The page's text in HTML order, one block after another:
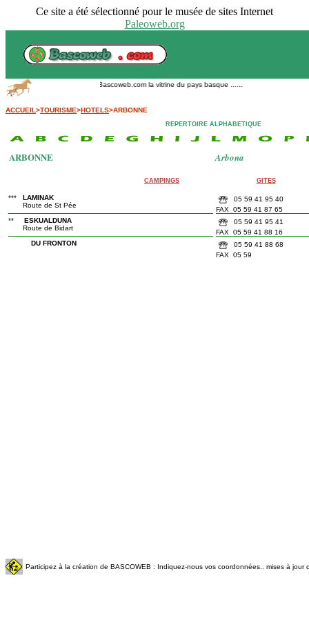
Ce site a été sélectionné pour le musée de sites Internet
Paleoweb.org
Bascoweb.com la vitrine du pays basque ......
ACCUEIL>TOURISME>HOTELS>ARBONNE
REPERTOIRE ALPHABETIQUE
ARBONNE Arbona
CAMPINGS GITES
*** LAMINAK
Route de St Pée
05 59 41 95 40
FAX 05 59 41 87 65
**
ESKUALDUNA
Route de Bidart
05 59 41 95 41
FAX 05 59 41 88 16
DU FRONTON
05 59 41 88 68
FAX 05 59
Participez à la création de BASCOWEB : Indiquez-nous vos coordonnées.. mises à jour